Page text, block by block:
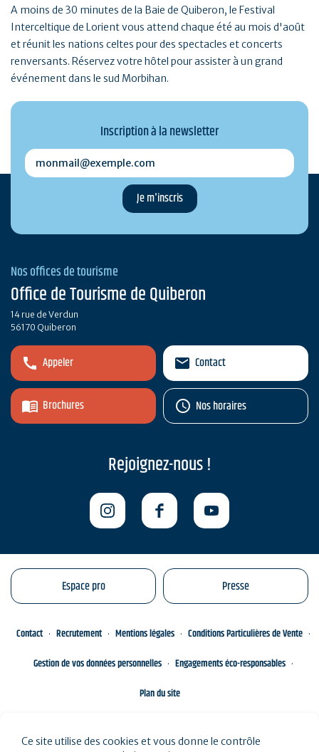
A moins de 30 minutes de la Baie de Quiberon, le Festival
Interceltique de Lorient vous attend chaque été au mois d'août
et réunit les nations celtes pour des spectacles et concerts
renversants. Réservez votre hôtel pour assister à un grand
événement dans le sud Morbihan.
Inscription à la newsletter
monmail@exemple.com
Nos offices de tourisme
Office de Tourisme de Quiberon
14 rue de Verdun
56170 Quiberon
Appeler
Brochures
Contact
Nos horaires
Rejoignez-nous !
Espace pro Presse
Contact Recrutement Mentions légales
Conditions Particulières de Vente
Gestion de vos données personnelles
Engagements éco-responsables
Plan du site
Ce site utilise des cookies et vous donne le contrôle